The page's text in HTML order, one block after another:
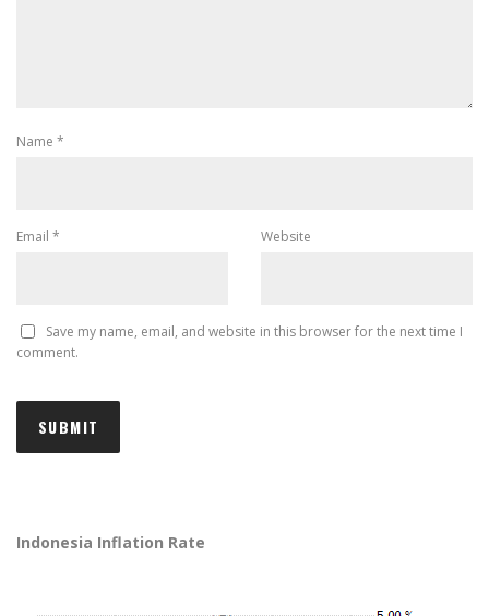
Name *
Email * Website
Save my name, email, and website in this browser for the next time I
comment.
Indonesia Inflation Rate